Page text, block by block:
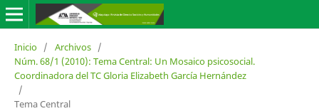
Inicio / Archivos /
Núm. 68/1 (2010): Tema Central: Un Mosaico psicosocial.
Coordinadora del TC Gloria Elizabeth García Hernández
/
Tema Central